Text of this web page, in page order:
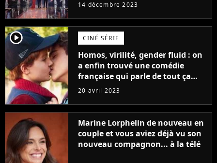
14 décembre 2023
player2 CINÉ SÉRIE
Homos, virilité, gender fluid : on
a enfin trouvé une comédie
française qui parle de tout ça
sans être super ringarde
20 avril 2023
Marine Lorphelin de nouveau en
couple et vous aviez déjà vu son
nouveau compagnon... à la télé